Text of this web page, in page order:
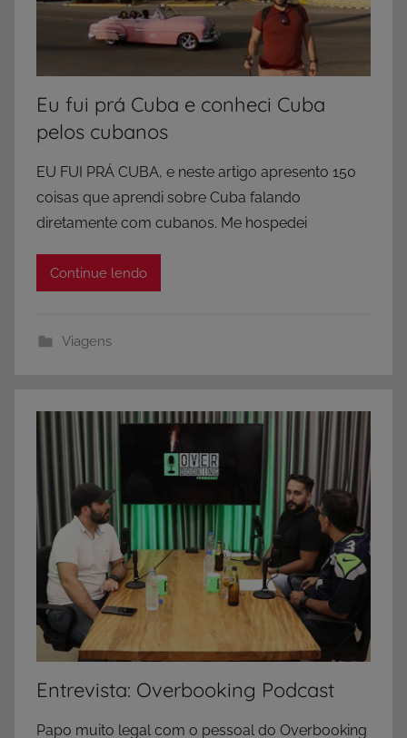
Eu fui prá Cuba e conheci Cuba
pelos cubanos
EU FUI PRÁ CUBA, e neste artigo apresento 150
coisas que aprendi sobre Cuba falando
diretamente com cubanos. Me hospedei
Continue lendo
Viagens
Entrevista: Overbooking Podcast
Papo muito legal com o pessoal do Overbooking